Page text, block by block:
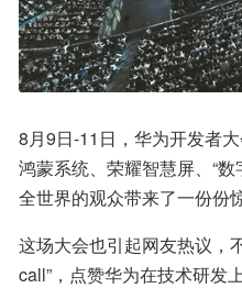
8月9日-11日，华为开发者
鸿蒙系统、荣耀智慧屏、“
全世界的观众带来了一份份惊
这场大会也引起网友热议，
call”，点赞华为在技术研发